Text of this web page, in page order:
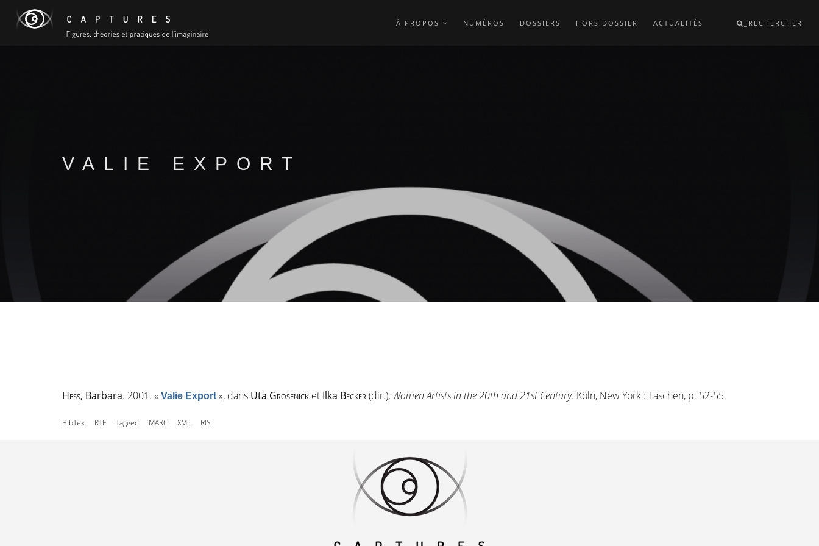
À PROPOS NUMÉROS DOSSIERS HORS DOSSIER ACTUALITÉS _RECHERCHER
VALIE EXPORT
Hess, Barbara. 2001. « Valie Export », dans Uta Grosenick et Ilka Becker(dir.), Women Artists in the 20th and 21st Century. Köln, New York : Taschen, p. 52-55.
BibTex RTF Tagged MARC XML RIS